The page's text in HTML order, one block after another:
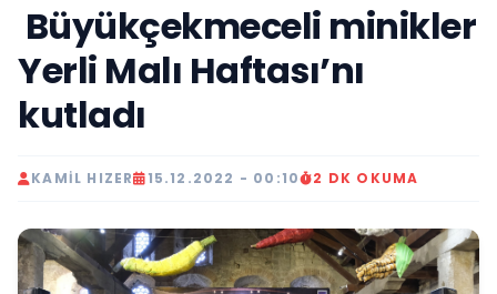
Büyükçekmeceli minikler
Yerli Malı Haftası’nı
kutladı
KAMIL HIZER 15.12.2022 - 00:10 2 DK OKUMA